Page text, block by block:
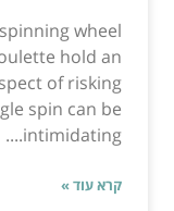
wheel
hold an
of risking
spin can be
intimidating....
קרא עוד »